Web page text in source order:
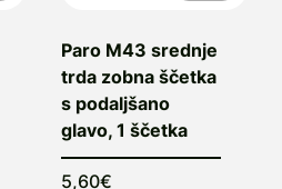
Paro M43 srednje
trda zobna ščetka
s podaljšano
glavo, 1 ščetka
5,60€